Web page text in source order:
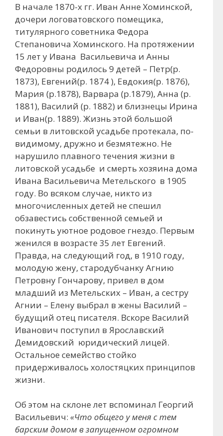
В начале 1870-х гг. Иван Анне Хоминской,
дочери логоватовского помещика,
титулярного советника Федора
Степановича Хоминского. На протяжении
15 лет у Ивана Васильевича и Анны
Федоровны родилось 9 детей – Петр(р.
1873), Евгений(р. 1874 ), Евдокия(р. 1876),
Мария (р.1878), Варвара (р.1879), Анна (р.
1881), Василий (р. 1882) и близнецы Ирина
и Иван(р. 1889). Жизнь этой большой
семьи в литовской усадьбе протекала, по-
видимому, дружно и безмятежно. Не
нарушило плавного течения жизни в
литовской усадьбе и смерть хозяина дома
Ивана Васильевича Метельского в 1905
году. Во всяком случае, никто из
многочисленных детей не спешил
обзавестись собственной семьей и
покинуть уютное родовое гнездо. Первым
женился в возрасте 35 лет Евгений.
Правда, на следующий год, в 1910 году,
молодую жену, стародубчанку Агнию
Петровну Гончарову, привел в дом
младший из Метельских – Иван, а сестру
Агнии – Елену выбрал в жены Василий –
будущий отец писателя. Вскоре Василий
Иванович поступил в Ярославский
Демидовский юридический лицей.
Остальное семейство стойко
придерживалось холостяцких принципов
жизни.
Об этом на склоне лет вспоминал Георгий
Васильевич: «Что общего у меня с тем
барским домом в запущенном огромном